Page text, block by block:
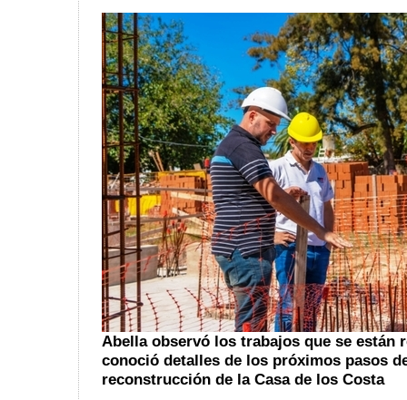
Abella observó los trabajos que se están
conoció detalles de los próximos pasos
reconstrucción de la Casa de los Costa